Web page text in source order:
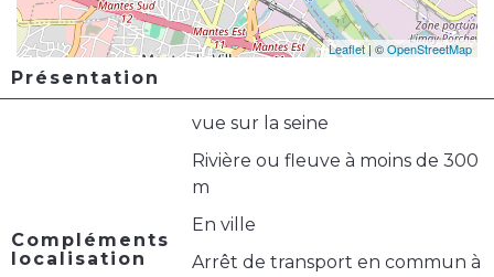
Leaflet | ©OpenStreetMap
Présentation
Compléments
localisation
vue sur la seine
Rivière ou fleuve à moins de 300
m
En ville
Arrêt de transport en commun à